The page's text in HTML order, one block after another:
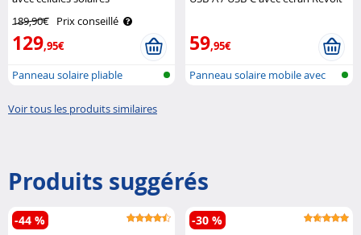
189,90€ Prix conseillé
129,95€
Panneau solaire pliable
59,95€
Panneau solaire mobile avec
Voir tous les produits similaires
Produits suggérés
-44 % -30 %